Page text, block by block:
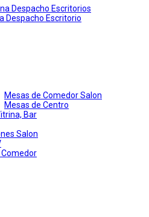
Despacho Escritorios
Despacho Escritorio
Mesas de Comedor Salon
Mesas de Centro
Bar
Salon
Comedor